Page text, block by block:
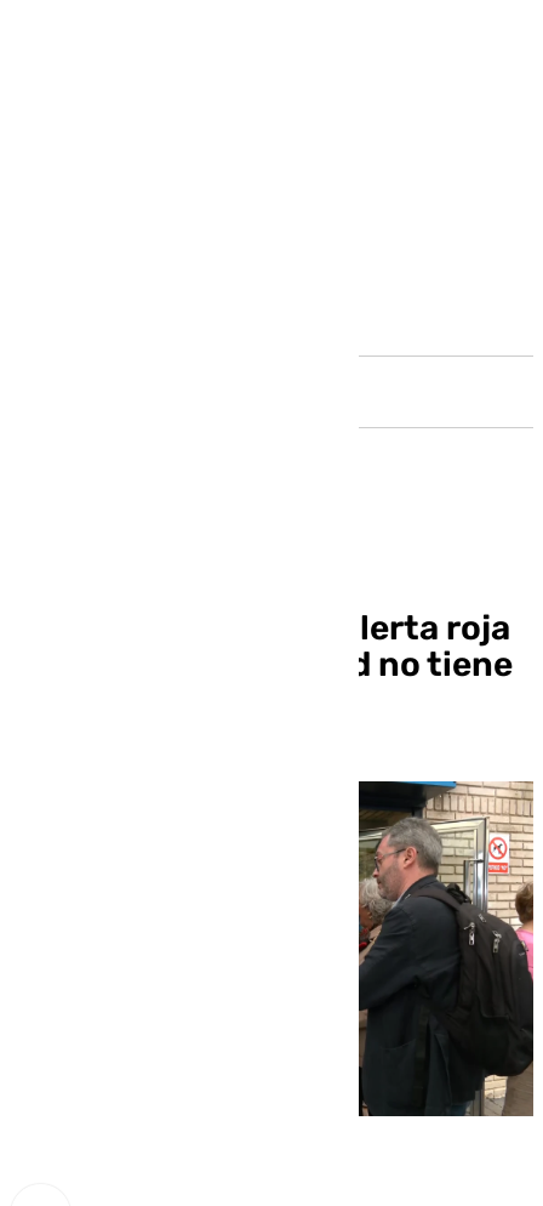
tranquilidad ante la alerta roja
en Málaga: «La ciudad no tiene